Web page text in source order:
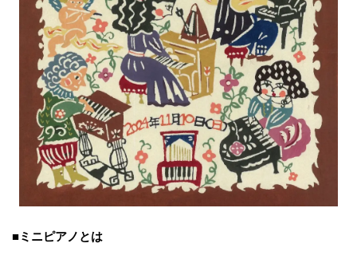
■ミニピアノとは